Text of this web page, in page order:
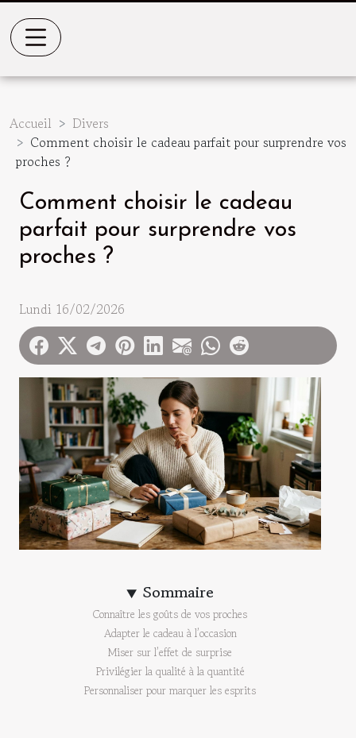
Accueil
Divers
Comment choisir le cadeau parfait pour surprendre vos
proches ?
Comment choisir le cadeau
parfait pour surprendre vos
proches ?
Lundi 16/02/2026
Sommaire
Connaître les goûts de vos proches
Adapter le cadeau à l’occasion
Miser sur l’effet de surprise
Privilégier la qualité à la quantité
Personnaliser pour marquer les esprits